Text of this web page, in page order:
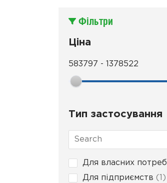
Фільтри
Ціна
583797 - 1378522
Тип застосування
Для власних потреб
Для підприємств